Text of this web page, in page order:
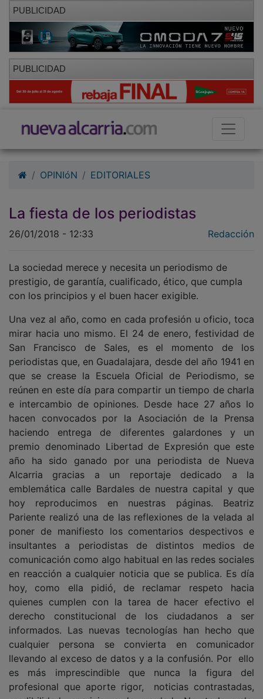
PUBLICIDAD
PUBLICIDAD
La fiesta de los periodistas
prestigio, de garantía, cualificado, ético, que cumpla
con los principios y el buen hacer exigible.
mirar hacia uno mismo. El 24 de enero, festividad de
San Francisco de Sales, es el momento de los
periodistas que, en Guadalajara, desde del año 1941 en
que se crease la Escuela Oficial de Periodismo, se
reúnen en este día para compartir un tiempo de charla
e intercambio de opiniones. Desde hace 27 años lo
hacen convocados por la Asociación de la Prensa
haciendo entrega de diferentes galardones y un
premio denominado Libertad de Expresión que este
año ha sido ganado por una periodista de Nueva
Alcarria gracias a un reportaje dedicado a la
emblemática calle Bardales de nuestra capital y que
hoy reproducimos en nuestras páginas. Beatriz
Pariente realizó una de las reflexiones de la velada al
poner de manifiesto los comentarios despectivos e
insultantes a periodistas de distintos medios de
comunicación como algo habitual en las redes sociales
en reacción a cualquier noticia que se publica. Es día
hoy, como ella pidió, de reclamar respeto hacia
quienes cumplen con la tarea de hacer efectivo el
derecho constitucional de los ciudadanos a ser
informados. Las nuevas tecnologías han hecho que
cualquier persona se convierta en comunicador
llevando al exceso de datos y a la confusión. Por ello
es más imprescindible que nunca la figura del
profesional que aporte rigor, noticias contrastadas,
credibilidad, servicio a la verdad. No todo vale,